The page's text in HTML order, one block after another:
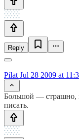
Reply
Pilat Jul 28 2009 at
Большой — страшно,
писать.